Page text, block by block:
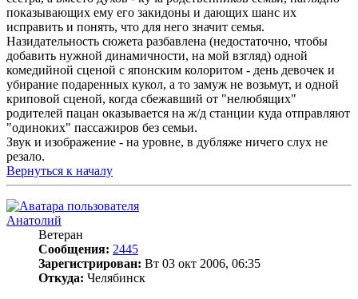
показывающих ему его закидоны и дающих шанс их
исправить и понять, что для него значит семья.
Назидательность сюжета разбавлена (недостаточно, чтобы
добавить нужной динамичности, на мой взгляд) одной
комедийной сценой с японским колоритом - день девочек и
убирание подаренных кукол, а то замуж не возьмут, и одной
криповой сценой, когда сбежавший от "нелюбящих"
родителей пацан оказывается на ж/д станции куда отправляют
"одиноких" пассажиров без семьи.
Звук и изображение - на уровне, в дубляже ничего слух не
резало.
Вернуться к началу
Анатолий
Ветеран
Сообщения: 2445
Зарегистрирован: Вт 03 окт 2006, 06:35
Откуда: Челябинск